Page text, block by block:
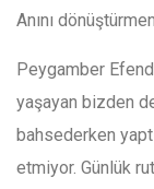
Anını
Peygamber
yaşayan bizden
bahsederken
etmiyor. Günlük